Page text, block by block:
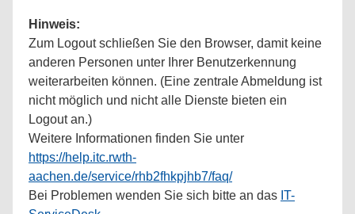
Hinweis:
Zum Logout schließen Sie den Browser, damit keine
anderen Personen unter Ihrer Benutzerkennung
weiterarbeiten können. (Eine zentrale Abmeldung ist
nicht möglich und nicht alle Dienste bieten ein
Logout an.)
Weitere Informationen finden Sie unter
https://help.itc.rwth-
aachen.de/service/rhb2fhkpjhb7/faq/
Bei Problemen wenden Sie sich bitte an das IT-